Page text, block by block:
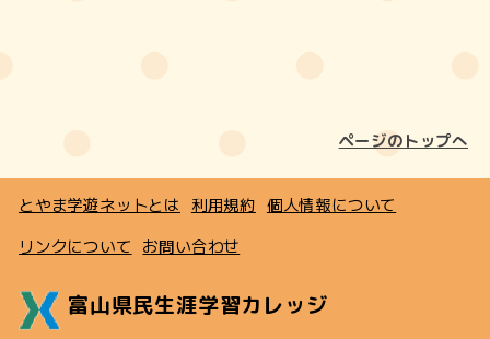
ページのトップへ
とやま学遊ネットとは 利用規約 個人情報について
リンクについて お問い合わせ
富山県民生涯学習カレッジ